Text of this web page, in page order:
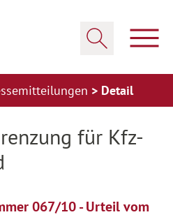
Detail
für Kfz-
067/10 - Urteil vom